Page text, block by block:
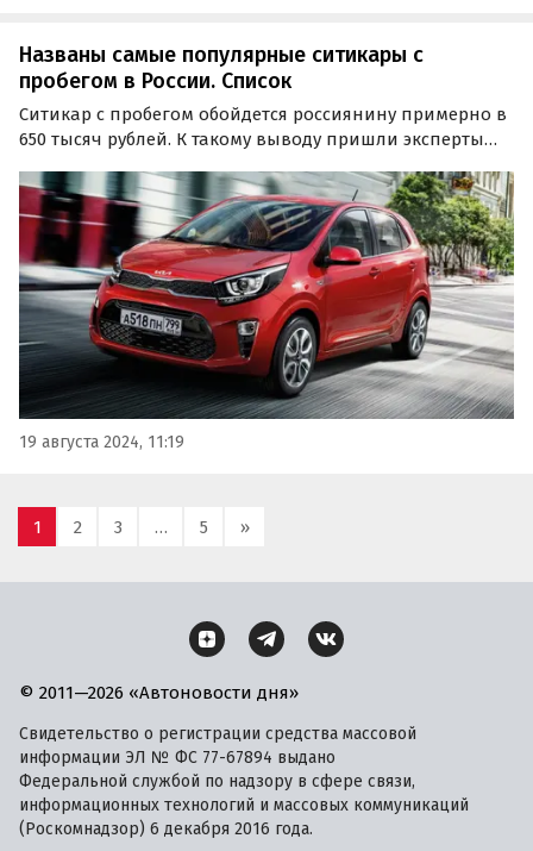
Названы самые популярные ситикары с
пробегом в России. Список
Ситикар с пробегом обойдется россиянину примерно в
650 тысяч рублей. К такому выводу пришли эксперты
покупке автомобилей класса А для эксплуатации в
городских условиях за последний год.
19 августа 2024, 11:19
1 2 3 … 5 »
© 2011—2026 «Автоновости дня»
Свидетельство о регистрации средства массовой
информации ЭЛ № ФС 77-67894 выдано
Федеральной службой по надзору в сфере связи,
информационных технологий и массовых коммуникаций
(Роскомнадзор) 6 декабря 2016 года.